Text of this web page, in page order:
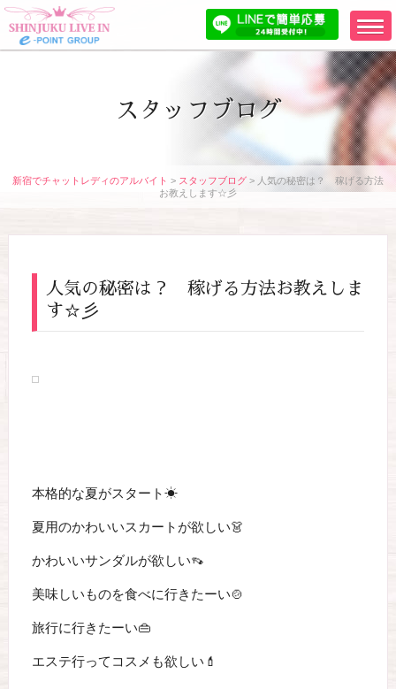
スタッフブログ
新宿でチャットレディのアルバイト > スタッフブログ > 人気の秘密は？ 稼げる方法
お教えします☆彡
人気の秘密は？ 稼げる方法お教えしま
す☆彡
本格的な夏がスタート☀
夏用のかわいいスカートが欲しい👗
かわいいサンダルが欲しい👡
美味しいものを食べに行きたーい🍲
旅行に行きたーい👜
エステ行ってコスメも欲しい💄